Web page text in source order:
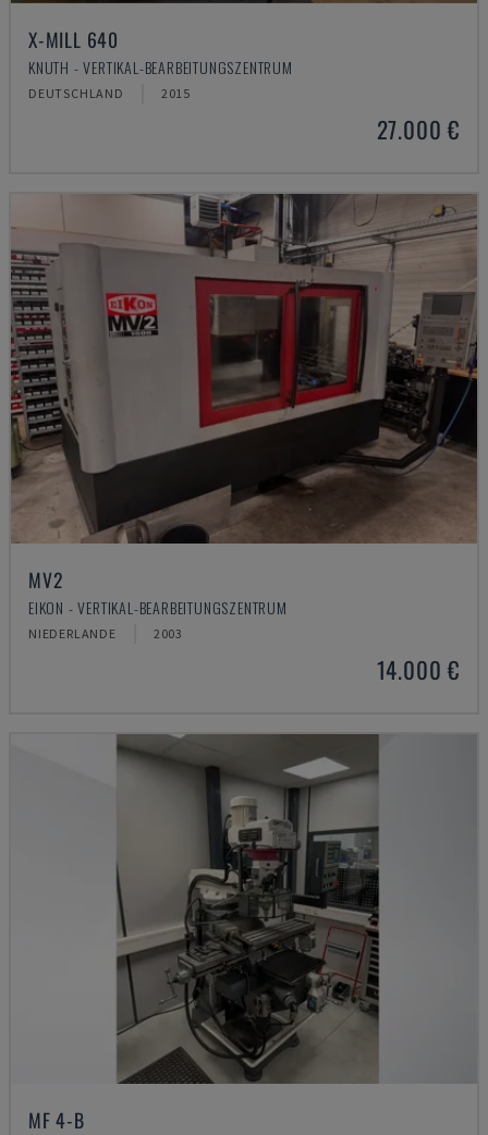
X-MILL 640
KNUTH - VERTIKAL-BEARBEITUNGSZENTRUM
DEUTSCHLAND 2015
27.000 €
MV2
EIKON - VERTIKAL-BEARBEITUNGSZENTRUM
NIEDERLANDE 2003
14.000 €
MF 4-B